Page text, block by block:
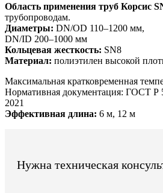
Область применения труб Корсис
трубопроводам.
Диаметры: DN/OD 110–1200 мм,
DN/ID 200–1000 мм
Кольцевая жесткость: SN8
Материал: полиэтилен высокой
Максимальная кратковременная
Нормативная документация: ГОСТ Р
2021
Эффективная длина: 6 м, 12 м
Нужна техническая